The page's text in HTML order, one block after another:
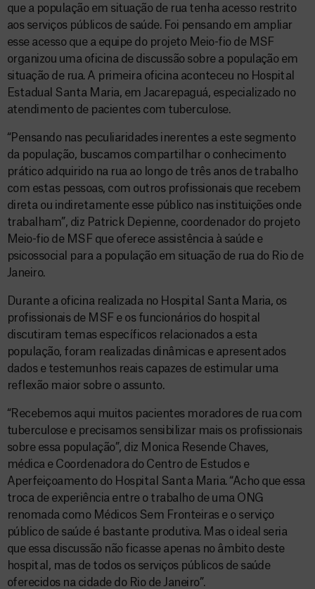
que a população em situação de rua tenha acesso restrito
aos serviços públicos de saúde. Foi pensando em ampliar
esse acesso que a equipe do projeto Meio-fio de MSF
organizou uma oficina de discussão sobre a população em
situação de rua. A primeira oficina aconteceu no Hospital
Estadual Santa Maria, em Jacarepaguá, especializado no
atendimento de pacientes com tuberculose.
“Pensando nas peculiaridades inerentes a este segmento
da população, buscamos compartilhar o conhecimento
prático adquirido na rua ao longo de três anos de trabalho
com estas pessoas, com outros profissionais que recebem
direta ou indiretamente esse público nas instituições onde
trabalham”, diz Patrick Depienne, coordenador do projeto
Meio-fio de MSF que oferece assistência à saúde e
psicossocial para a população em situação de rua do Rio de
Janeiro.
Durante a oficina realizada no Hospital Santa Maria, os
profissionais de MSF e os funcionários do hospital
discutiram temas específicos relacionados a esta
população, foram realizadas dinâmicas e apresentados
dados e testemunhos reais capazes de estimular uma
reflexão maior sobre o assunto.
“Recebemos aqui muitos pacientes moradores de rua com
tuberculose e precisamos sensibilizar mais os profissionais
sobre essa população”, diz Monica Resende Chaves,
médica e Coordenadora do Centro de Estudos e
Aperfeiçoamento do Hospital Santa Maria. “Acho que essa
troca de experiência entre o trabalho de uma ONG
renomada como Médicos Sem Fronteiras e o serviço
público de saúde é bastante produtiva. Mas o ideal seria
que essa discussão não ficasse apenas no âmbito deste
hospital, mas de todos os serviços públicos de saúde
oferecidos na cidade do Rio de Janeiro”.